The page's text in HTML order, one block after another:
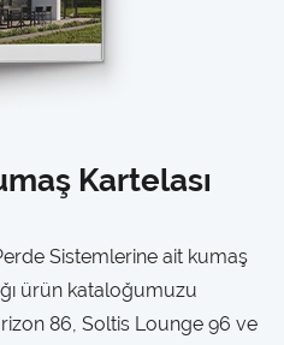
Kartelası
Sistemlerine ait kumaş
ürün kataloğumuzu
86, Soltis Lounge 96 ve